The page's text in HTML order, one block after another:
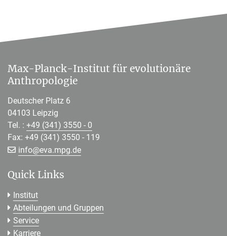
Max-Planck-Institut für evolutionäre
Anthropologie
Deutscher Platz 6
04103 Leipzig
Tel. : +49 (341) 3550 - 0
Fax: +49 (341) 3550 - 119
info@[>>> Please remove the text! <<<]
eva.mpg.de
Quick Links
Institut
Abteilungen und Gruppen
Service
Karriere